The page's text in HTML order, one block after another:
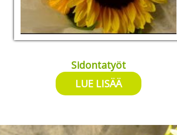
Sidontatyöt
LUE LISÄÄ